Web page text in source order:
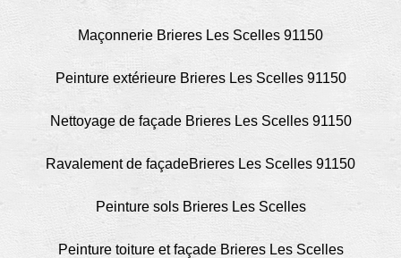
Maçonnerie Brieres Les Scelles 91150
Peinture extérieure Brieres Les Scelles 91150
Nettoyage de façade Brieres Les Scelles 91150
Ravalement de façadeBrieres Les Scelles 91150
Peinture sols Brieres Les Scelles
Peinture toiture et façade Brieres Les Scelles